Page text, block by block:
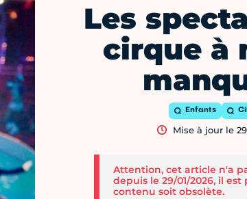
Les
cirque à
Enfants
Mise à jour le
Attention, cet article n'a
depuis le 29/01/2026, il est
contenu soit obsolète.